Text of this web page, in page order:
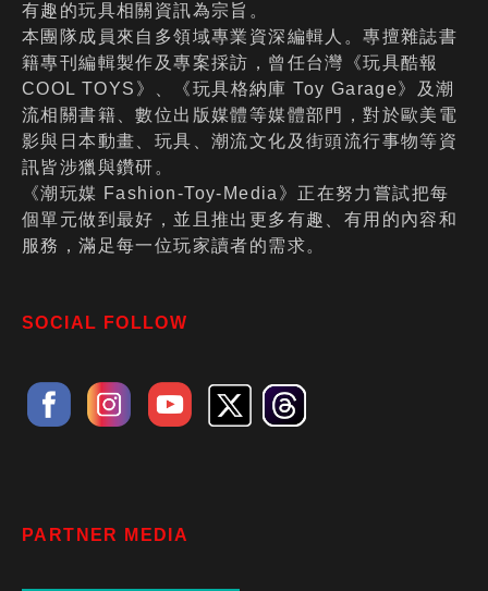
有趣的玩具相關資訊為宗旨。
本團隊成員來自多領域專業資深編輯人。專擅雜誌書
籍專刊編輯製作及專案採訪，曾任台灣《玩具酷報
COOL TOYS》、《玩具格納庫 Toy Garage》及潮
流相關書籍、數位出版媒體等媒體部門，對於歐美電
影與日本動畫、玩具、潮流文化及街頭流行事物等資
訊皆涉獵與鑽研。
《潮玩媒 Fashion-Toy-Media》正在努力嘗試把每
個單元做到最好，並且推出更多有趣、有用的內容和
服務，滿足每一位玩家讀者的需求。
SOCIAL FOLLOW
PARTNER MEDIA